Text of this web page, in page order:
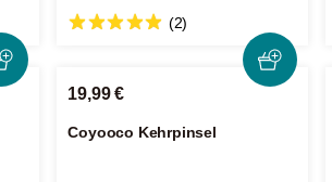
(2)
19,99 €
Coyooco Kehrpinsel